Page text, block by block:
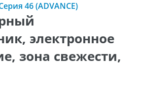
46 (ADVANCE)
электронное
зона свежести,